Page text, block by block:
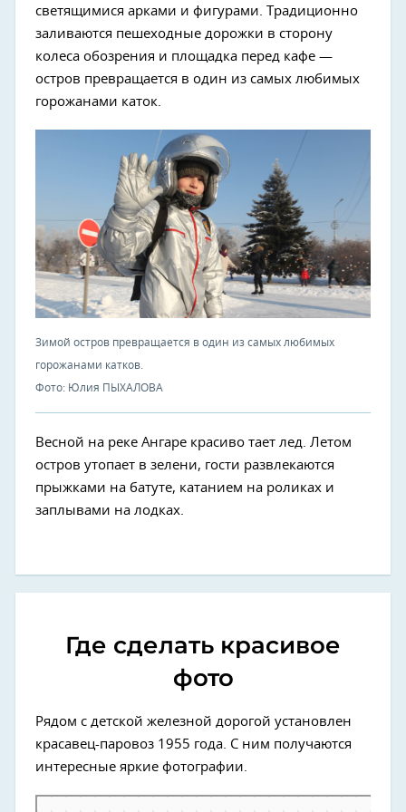
светящимися арками и фигурами. Традиционно
заливаются пешеходные дорожки в сторону
колеса обозрения и площадка перед кафе —
остров превращается в один из самых любимых
горожанами каток.
Зимой остров превращается в один из самых любимых
горожанами катков.
Фото: Юлия ПЫХАЛОВА
Весной на реке Ангаре красиво тает лед. Летом
остров утопает в зелени, гости развлекаются
прыжками на батуте, катанием на роликах и
заплывами на лодках.
Где сделать красивое
фото
Рядом с детской железной дорогой установлен
красавец-паровоз 1955 года. С ним получаются
интересные яркие фотографии.